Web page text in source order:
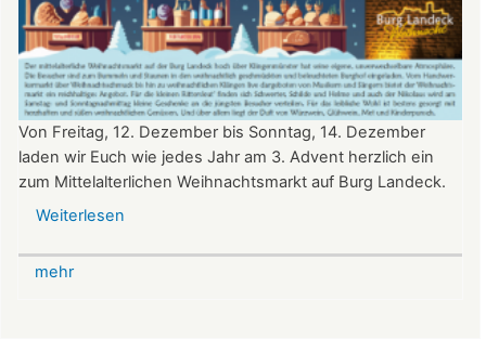
Von Freitag, 12. Dezember bis Sonntag, 14. Dezember
laden wir Euch wie jedes Jahr am 3. Advent herzlich ein
zum Mittelalterlichen Weihnachtsmarkt auf Burg Landeck.
Weiterlesen
mehr